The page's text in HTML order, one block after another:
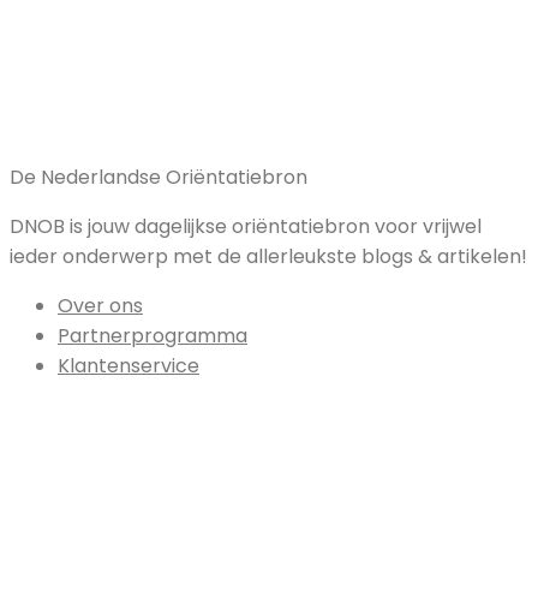
De Nederlandse Oriëntatiebron
DNOB is jouw dagelijkse oriëntatiebron voor vrijwel
ieder onderwerp met de allerleukste blogs & artikelen!
Over ons
Partnerprogramma
Klantenservice